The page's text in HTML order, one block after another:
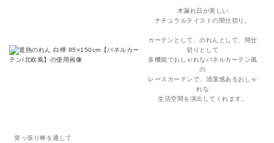
木漏れ日が美しい
ナチュラルテイストの間仕切り
カーテンとして、のれんとして、間仕
切りとして
多機能でおしゃれなパネルカーテン風
の
レースカーテンで、清潔感あるおしゃ
れな
生活空間を演出してくれます。
突っ張り棒を通して